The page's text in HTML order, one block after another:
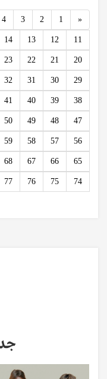
«
Previous
1
2
3
4
11
12
13
14
20
21
22
23
29
30
31
32
38
39
40
41
47
48
49
50
56
57
58
59
65
66
67
68
74
75
76
77